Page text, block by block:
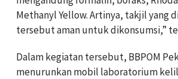
Methanyl Yellow. Artinya, takjil yang
tersebut aman untuk dikonsumsi,”
Dalam kegiatan tersebut, BBPOM
menurunkan mobil laboratorium